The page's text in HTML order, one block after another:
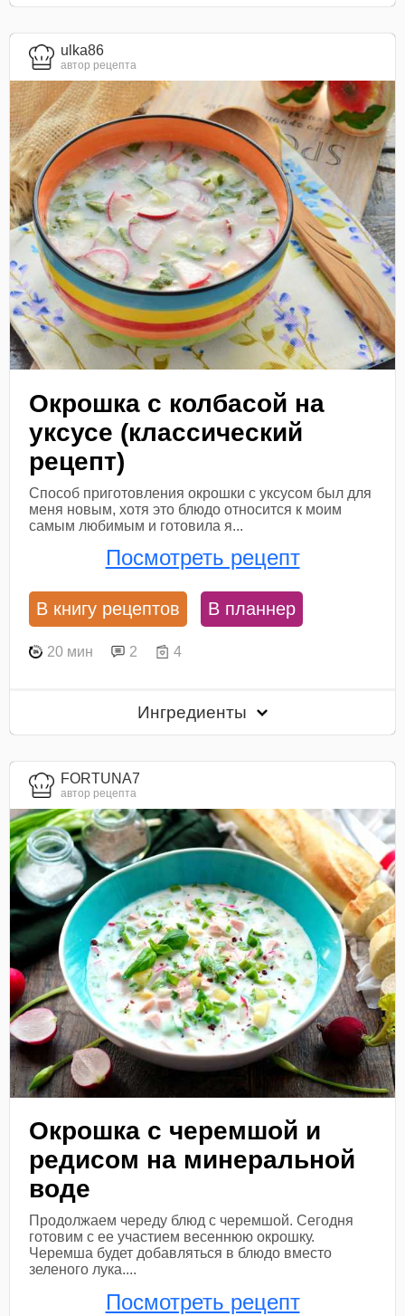
ulka86
автор рецепта
Окрошка с колбасой на
уксусе (классический
рецепт)
Способ приготовления окрошки с уксусом был для
меня новым, хотя это блюдо относится к моим
самым любимым и готовила я...
Посмотреть рецепт
В книгу рецептов В планнер
20 мин 2 4
Ингредиенты
FORTUNA7
автор рецепта
Окрошка с черемшой и
редисом на минеральной
воде
Продолжаем череду блюд с черемшой. Сегодня
готовим с ее участием весеннюю окрошку.
Черемша будет добавляться в блюдо вместо
зеленого лука....
Посмотреть рецепт